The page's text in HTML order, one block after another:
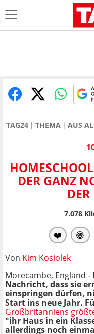
TAG24 THEMA AUS
DER GANZ
7.078
❤️ 😂
Von Kim Kosiolek
Morecambe, England -
Nachricht, dass sie
einspringen dürfen,
Start ins neue Jahr.
Großbritanniens
"ihr Haus in ein
allerdings noch